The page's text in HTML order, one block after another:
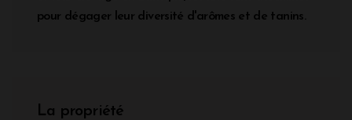
pour dégager leur diversité d'arômes et de tanins.
La propriété